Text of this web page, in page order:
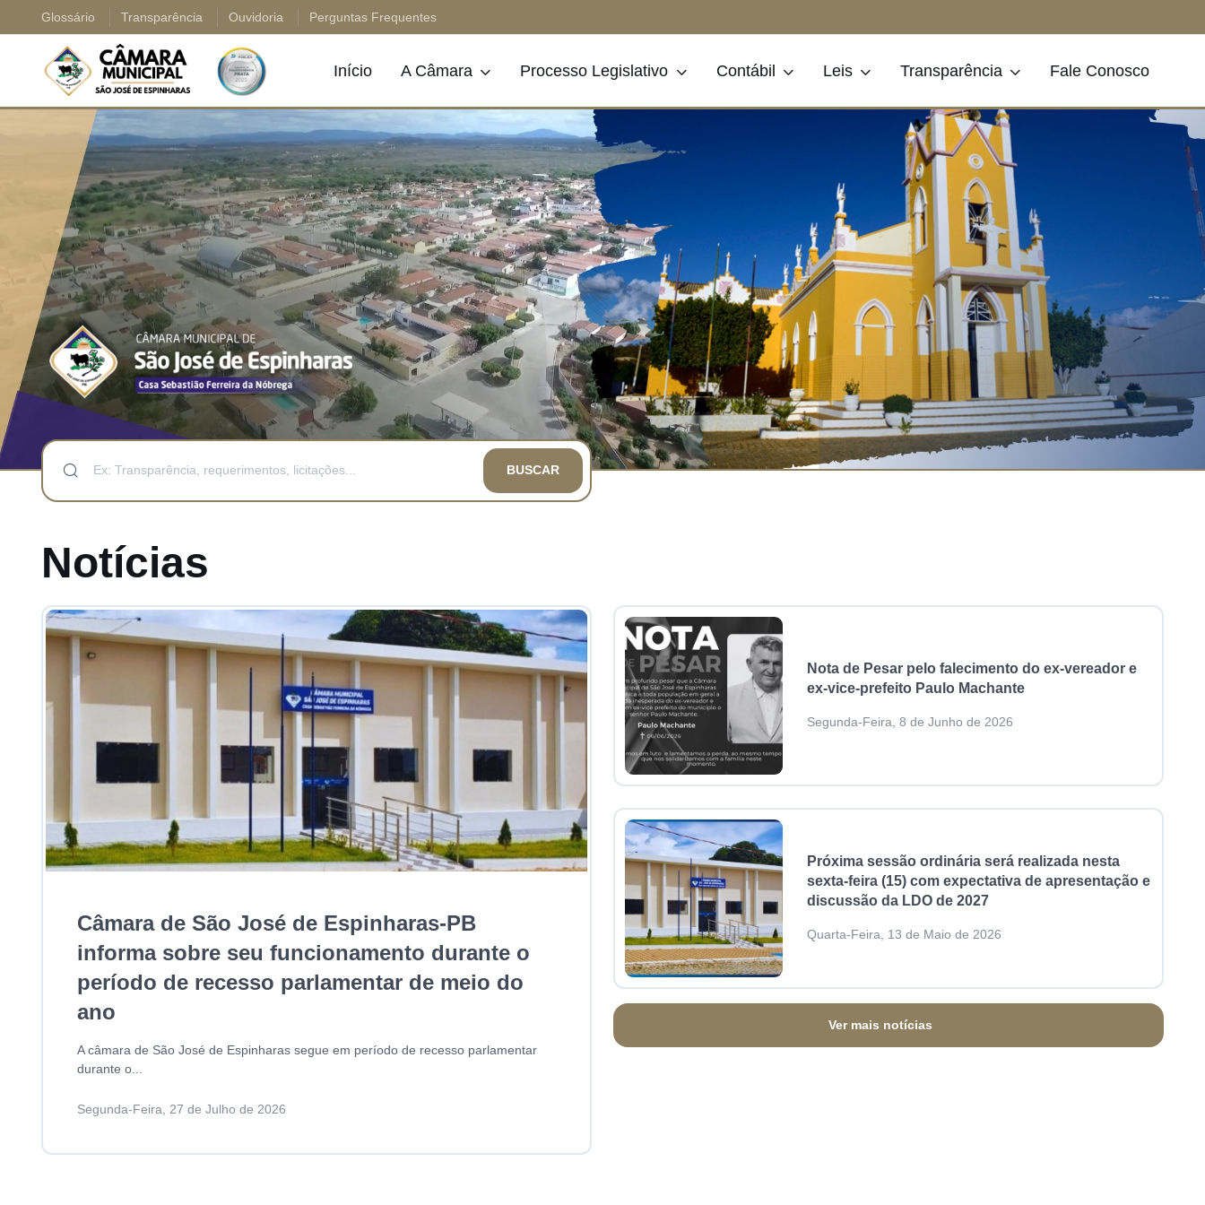
Glossário Transparência Ouvidoria Perguntas Frequentes
Início A Câmara Processo Legislativo Contábil Leis Transparência Fale Conosco
BUSCAR
Notícias
Câmara de São José de Espinharas-PB
informa sobre seu funcionamento durante o
período de recesso parlamentar de meio do
ano
A câmara de São José de Espinharas segue em período de recesso parlamentar
durante o...
Segunda-Feira, 27 de Julho de 2026
Nota de Pesar pelo falecimento do ex-vereador e
ex-vice-prefeito Paulo Machante
Segunda-Feira, 8 de Junho de 2026
Próxima sessão ordinária será realizada nesta
sexta-feira (15) com expectativa de apresentação e
discussão da LDO de 2027
Quarta-Feira, 13 de Maio de 2026
Ver mais notícias